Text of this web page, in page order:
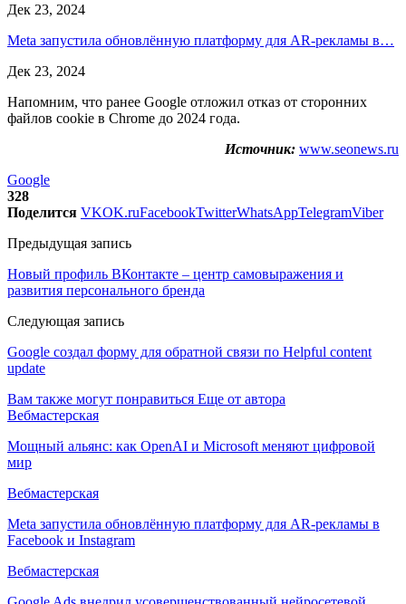
Дек 23, 2024
Meta запустила обновлённую платформу для AR-рекламы в…
Дек 23, 2024
Напомним, что ранее Google отложил отказ от сторонних
файлов cookie в Chrome до 2024 года.
Источник: www.seonews.ru
Google
328
Поделится VKOK.ruFacebookTwitterWhatsAppTelegramViber
Предыдущая запись
Новый профиль ВКонтакте – центр самовыражения и
развития персонального бренда
Следующая запись
Google создал форму для обратной связи по Helpful content
update
Вам также могут понравиться Еще от автора
Вебмастерская
Мощный альянс: как OpenAI и Microsoft меняют цифровой
мир
Вебмастерская
Meta запустила обновлённую платформу для AR-рекламы в
Facebook и Instagram
Вебмастерская